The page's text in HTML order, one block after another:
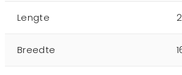
Lengte
Breedte